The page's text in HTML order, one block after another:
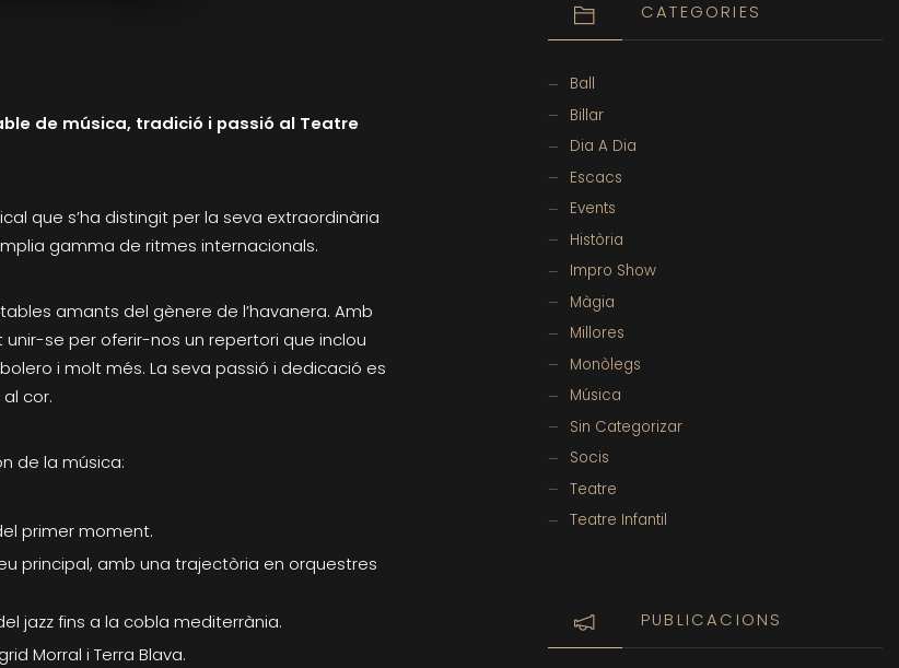
de música, tradició i passió al Teatre
que s’ha distingit per la seva extraordinària
gamma de ritmes internacionals.
amants del gènere de l’havanera. Amb
se per oferir-nos un repertori que inclou
i molt més. La seva passió i dedicació es
cor.
de la música:
primer moment.
principal, amb una trajectòria en orquestres
jazz fins a la cobla mediterrània.
Morral i Terra Blava.
CATEGORIES
Ball
Billar
Dia A Dia
Escacs
Events
Història
Impro Show
Màgia
Millores
Monòlegs
Música
Sin Categorizar
Socis
Teatre
Teatre Infantil
PUBLICACIONS